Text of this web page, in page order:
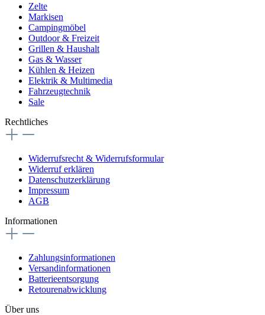
Zelte
Markisen
Campingmöbel
Outdoor & Freizeit
Grillen & Haushalt
Gas & Wasser
Kühlen & Heizen
Elektrik & Multimedia
Fahrzeugtechnik
Sale
Rechtliches
Widerrufsrecht & Widerrufsformular
Widerruf erklären
Datenschutzerklärung
Impressum
AGB
Informationen
Zahlungsinformationen
Versandinformationen
Batterieentsorgung
Retourenabwicklung
Über uns